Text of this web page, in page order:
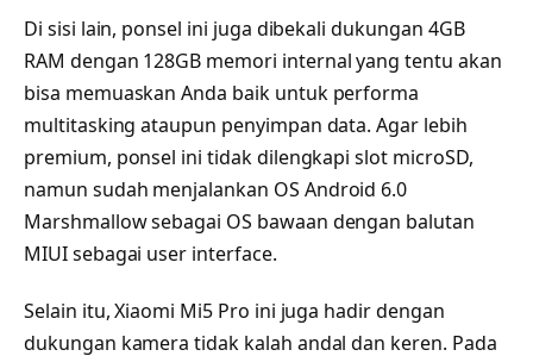
Di sisi lain, ponsel ini juga dibekali dukungan 4GB
RAM dengan 128GB memori internal yang tentu akan
bisa memuaskan Anda baik untuk performa
multitasking ataupun penyimpan data. Agar lebih
premium, ponsel ini tidak dilengkapi slot microSD,
namun sudah menjalankan OS Android 6.0
Marshmallow sebagai OS bawaan dengan balutan
MIUI sebagai user interface.
Selain itu, Xiaomi Mi5 Pro ini juga hadir dengan
dukungan kamera tidak kalah andal dan keren. Pada